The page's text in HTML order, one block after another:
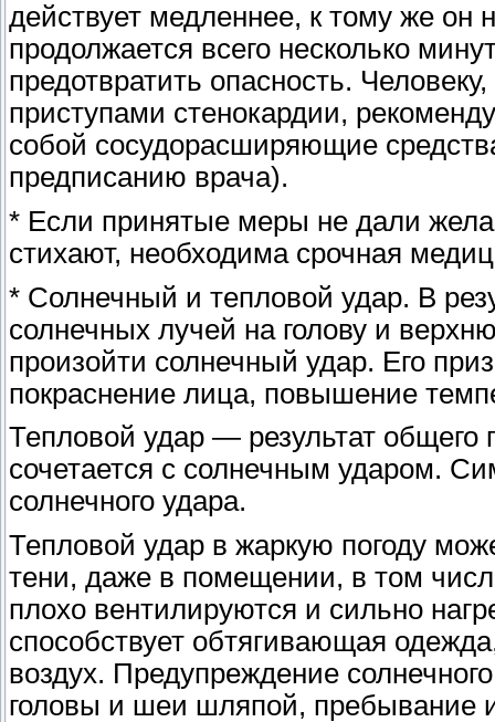
действует медленнее, к тому же он
продолжается всего несколько
предотвратить опасность.
приступами стенокардии,
собой сосудорасширяющие
предписанию врача).
* Если принятые меры не дали
стихают, необходима срочная
* Солнечный и тепловой удар. В
солнечных лучей на голову и
произойти солнечный удар. Его
покраснение лица, повышение
Тепловой удар — результат общего
сочетается с солнечным ударом.
солнечного удара.
Тепловой удар в жаркую погоду
тени, даже в помещении, в том
плохо вентилируются и сильно
способствует обтягивающая
воздух. Предупреждение
головы и шеи шляпой, пребывание